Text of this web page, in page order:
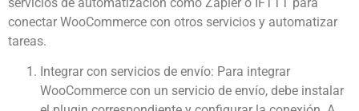
conectar WooCommerce con otros servicios y automatizar
tareas.
Integrar con servicios de envío: Para integrar
WooCommerce con un servicio de envío, debe instalar